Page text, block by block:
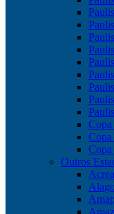
Copa
Copa
Copa
Outros